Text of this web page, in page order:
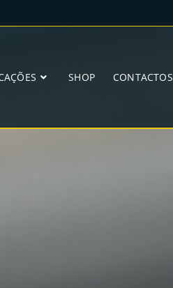
SHOP CONTACTOS